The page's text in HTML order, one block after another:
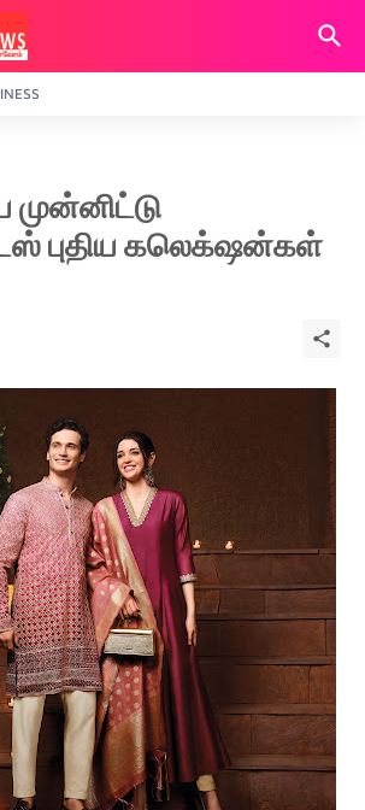
புதிய கலெக்‌ஷன்கள்